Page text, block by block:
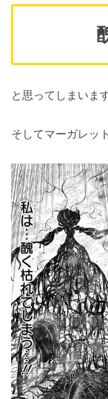
と思ってしまいます
そしてマーガレット